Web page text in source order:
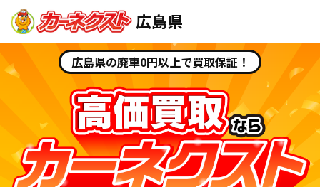
広島県
広島県の廃車0円以上で買取保証！